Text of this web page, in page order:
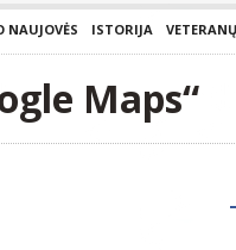
NAUJOVĖS ISTORIJA
Maps“